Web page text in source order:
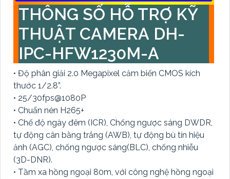
THÔNG SỐ HỖ TRỢ KỸ
THUẬT CAMERA DH-
IPC-HFW1230M-A
• Độ phân giải 2.0 Megapixel cảm biến CMOS kích
thước 1/2.8”.
• 25/30fps@1080P
• Chuẩn nén H265+
• Chế độ ngày đêm (ICR), Chống ngược sáng DWDR,
tự động cân bằng trắng (AWB), tự động bù tín hiệu
ảnh (AGC), chống ngược sáng(BLC), chống nhiễu
(3D-DNR).
• Tầm xa hồng ngoại 80m, với công nghệ hồng ngoại